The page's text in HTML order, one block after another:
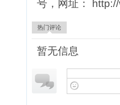
号，网址：
热门评论
暂无信息